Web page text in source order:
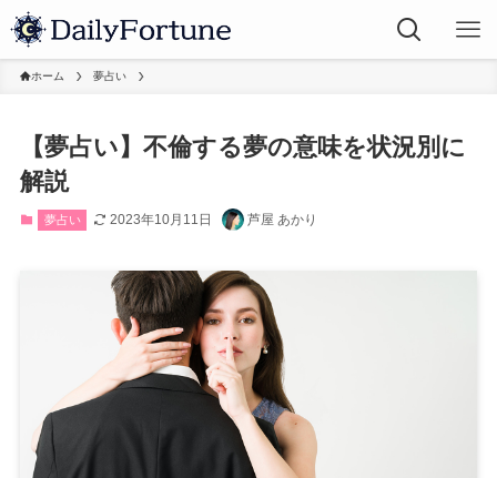
ホーム 夢占い
【夢占い】不倫する夢の意味を状況別に
解説
夢占い 2023年10月11日 芦屋 あかり